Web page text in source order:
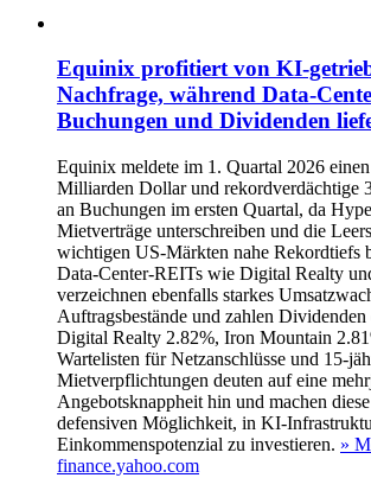
Equinix profitiert von KI-
Nachfrage, während Data-
Buchungen und Dividenden
Equinix meldete im 1. Quartal 2026
Milliarden Dollar und rekordverdächtige
an Buchungen im ersten Quartal, da
Mietverträge unterschreiben und die
wichtigen US-Märkten nahe Rekordtiefs
Data-Center-REITs wie Digital Realty
verzeichnen ebenfalls starkes
Auftragsbestände und zahlen
Digital Realty 2.82%, Iron Mountain
Wartelisten für Netzanschlüsse und 15-
Mietverpflichtungen deuten auf eine
Angebotsknappheit hin und machen
defensiven Möglichkeit, in KI-
Einkommenspotenzial zu investieren. »
finance.yahoo.com